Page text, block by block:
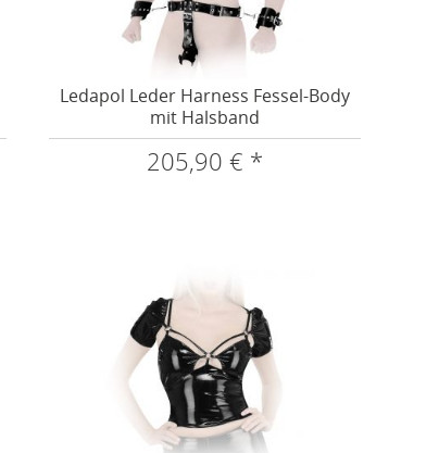
Ledapol Leder Harness Fessel-Body
mit Halsband
205,90 € *